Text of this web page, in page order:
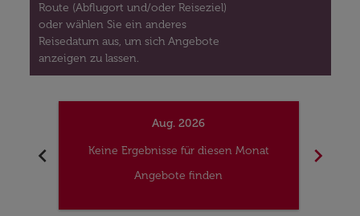
Route (Abflugort und/oder Reiseziel)
oder wählen Sie ein anderes
Reisedatum aus, um sich Angebote
anzeigen zu lassen.
chevron_left
Aug. 2026
Keine Ergebnisse für diesen Monat
Angebote finden
chevron_right